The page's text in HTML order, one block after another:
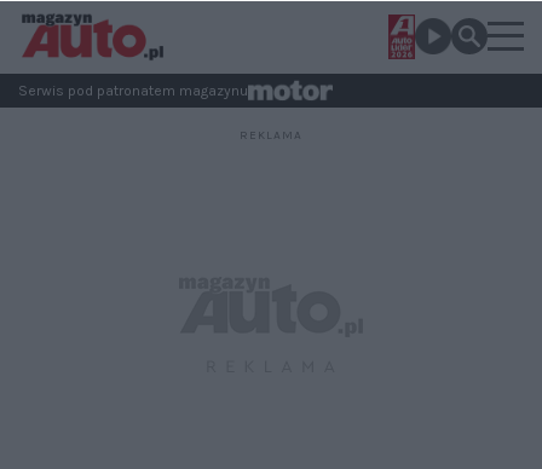
Serwis pod patronatem magazynu